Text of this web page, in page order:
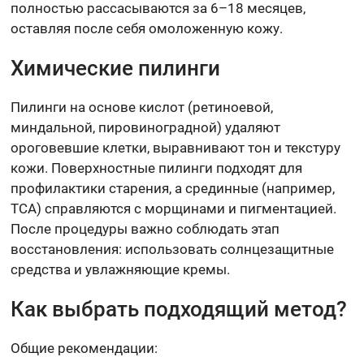
полностью рассасываются за 6–18 месяцев,
оставляя после себя омоложенную кожу.
Химические пилинги
Пилинги на основе кислот (ретиноевой,
миндальной, пировиноградной) удаляют
ороговевшие клетки, выравнивают тон и текстуру
кожи. Поверхностные пилинги подходят для
профилактики старения, а срединные (например,
TCA) справляются с морщинами и пигментацией.
После процедуры важно соблюдать этап
восстановления: использовать солнцезащитные
средства и увлажняющие кремы.
Как выбрать подходящий метод?
Общие рекомендации: